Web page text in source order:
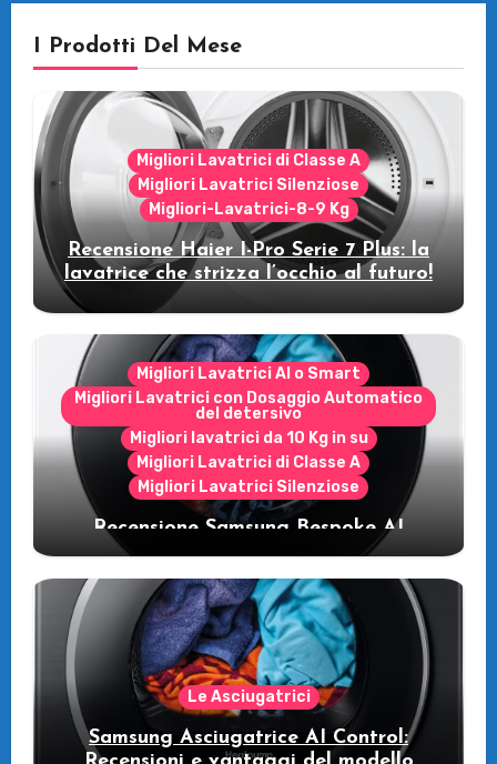
I Prodotti Del Mese
Migliori Lavatrici di Classe A
Migliori Lavatrici Silenziose
Migliori-Lavatrici-8-9 Kg
Recensione Haier I-Pro Serie 7 Plus: la
lavatrice che strizza l’occhio al futuro!
Migliori Lavatrici AI o Smart
Migliori Lavatrici con Dosaggio Automatico
del detersivo
Migliori lavatrici da 10 Kg in su
Migliori Lavatrici di Classe A
Migliori Lavatrici Silenziose
Recensione Samsung Bespoke AI
WW11DB7B94GE/U3: la lavatrice
intelligente che fa risparmiare
Le Asciugatrici
Samsung Asciugatrice AI Control: